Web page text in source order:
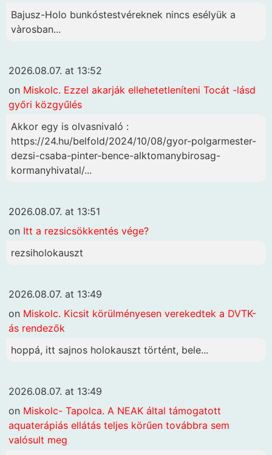
Bajusz-Holo bunkóstestvéreknek nincs esélyük a
vàrosban...
2026.08.07. at 13:52
on Miskolc. Ezzel akarják ellehetetleníteni Tocát -lásd
győri közgyűlés
Akkor egy is olvasnivaló :
https://24.hu/belfold/2024/10/08/gyor-polgarmester-
dezsi-csaba-pinter-bence-alktomanybirosag-
kormanyhivatal/...
2026.08.07. at 13:51
on Itt a rezsicsökkentés vége?
rezsiholokauszt
2026.08.07. at 13:49
on Miskolc. Kicsit körülményesen verekedtek a DVTK-
ás rendezők
hoppá, itt sajnos holokauszt történt, bele...
2026.08.07. at 13:49
on Miskolc- Tapolca. A NEAK által támogatott
aquaterápiás ellátás teljes körűen továbbra sem
valósult meg